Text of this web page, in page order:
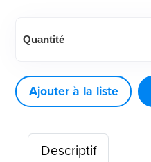
de
de
soudure
avec
Quantité
Ajouter à la liste
Descriptif